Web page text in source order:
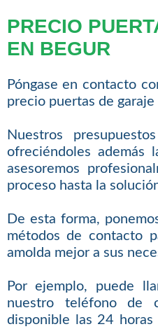
PRECIO
EN BEGUR
Póngase en contacto
precio puertas de garaje
Nuestros
ofreciéndoles además
asesoremos
proceso hasta la
De esta forma,
métodos de contacto
amolda mejor a sus
Por ejemplo, puede
nuestro teléfono de
disponible las 24